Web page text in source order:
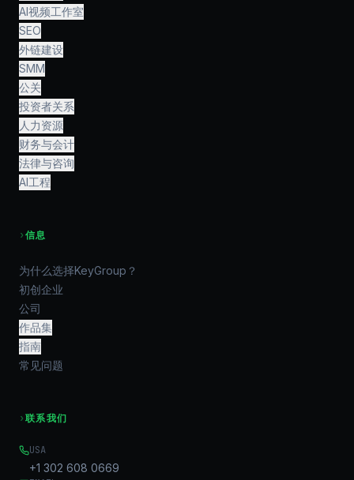
AI视频工作室
SEO
外链建设
SMM
公关
投资者关系
人力资源
财务与会计
法律与咨询
AI工程
›信息
为什么选择KeyGroup？
初创企业
公司
作品集
指南
常见问题
›联系我们
USA
+1 302 608 0669